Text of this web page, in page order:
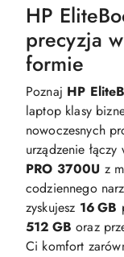
HP
precyzja
formie
Poznaj HP
laptop klasy
nowoczesnych
urządzenie
PRO 3700U z
codziennego
zyskujesz 16 GB
512 GBoraz
Ci komfort